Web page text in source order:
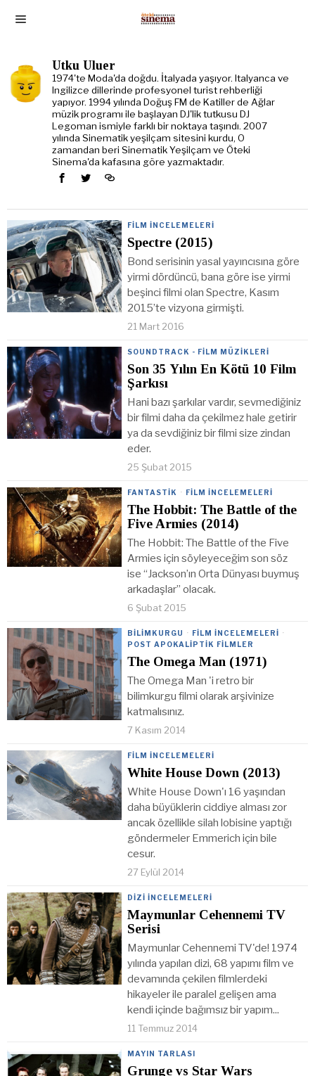
Utku Uluer
1974'te Moda'da doğdu. İtalyada yaşıyor. Italyanca ve
Ingilizce dillerinde profesyonel turist rehberliği
yapıyor. 1994 yılında Doğuş FM de Katiller de Ağlar
müzik programı ile başlayan DJ'lik tutkusu DJ
Legoman ismiyle farklı bir noktaya taşındı. 2007
yılında Sinematik yeşilçam sitesini kurdu, O
zamandan beri Sinematik Yeşilçam ve Öteki
Sinema'da kafasına göre yazmaktadır.
FILM İNCELEMELERI
Spectre (2015)
Bond serisinin yasal yayıncısına göre
yirmi dördüncü, bana göre ise yirmi
beşinci filmi olan Spectre, Kasım
2015’te vizyona girmişti.
21 Mart 2016
SOUNDTRACK - FILM MÜZIKLERI
Son 35 Yılın En Kötü 10 Film
Şarkısı
Hani bazı şarkılar vardır, sevmediğiniz
bir filmi daha da çekilmez hale getirir
ya da sevdiğiniz bir filmi size zindan
eder.
25 Şubat 2015
FANTASTIK · FILM İNCELEMELERI
The Hobbit: The Battle of the
Five Armies (2014)
The Hobbit: The Battle of the Five
Armies için söyleyeceğim son söz
ise “Jackson’ın Orta Dünyası buymuş
arkadaşlar” olacak.
6 Şubat 2015
BILIMKURGU · FILM İNCELEMELERI ·
POST APOKALIPTIK FILMLER
The Omega Man (1971)
The Omega Man 'i retro bir
bilimkurgu filmi olarak arşivinize
katmalısınız.
7 Kasım 2014
FILM İNCELEMELERI
White House Down (2013)
White House Down'ı 16 yaşından
daha büyüklerin ciddiye alması zor
ancak özellikle silah lobisine yaptığı
göndermeler Emmerich için bile
cesur.
27 Eylül 2014
DIZI İNCELEMELERI
Maymunlar Cehennemi TV
Serisi
Maymunlar Cehennemi TV'de! 1974
yılında yapılan dizi, 68 yapımı film ve
devamında çekilen filmlerdeki
hikayeler ile paralel gelişen ama
kendi içinde bağımsız bir yapım...
11 Temmuz 2014
MAYIN TARLASI
Grunge vs Star Wars